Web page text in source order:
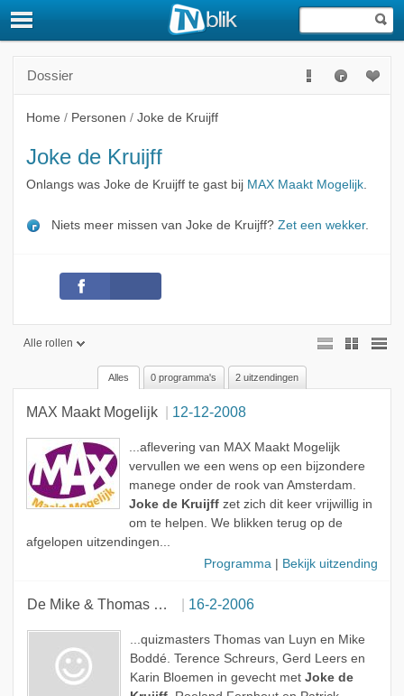
Dossier
Home / Personen / Joke de Kruijff
Joke de Kruijff
Onlangs was Joke de Kruijff te gast bij MAX Maakt Mogelijk.
Niets meer missen van Joke de Kruijff? Zet een wekker.
Alle rollen
Alle rollen
Gast
Alles 0 programma's 2 uitzendingen
MAX Maakt Mogelijk 12-12-2008
...aflevering van MAX Maakt Mogelijk
vervullen we een wens op een bijzondere
manege onder de rook van Amsterdam.
Joke de Kruijffzet zich dit keer vrijwillig in
om te helpen. We blikken terug op de
afgelopen uitzendingen...
Programma
Bekijk uitzending
De Mike & Thomas show 16-2-2006
...quizmasters Thomas van Luyn en Mike
Boddé. Terence Schreurs, Gerd Leers en
Karin Bloemen in gevecht met Joke de